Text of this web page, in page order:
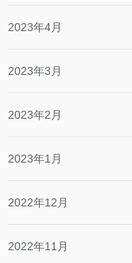
2023年4月
2023年3月
2023年2月
2023年1月
2022年12月
2022年11月